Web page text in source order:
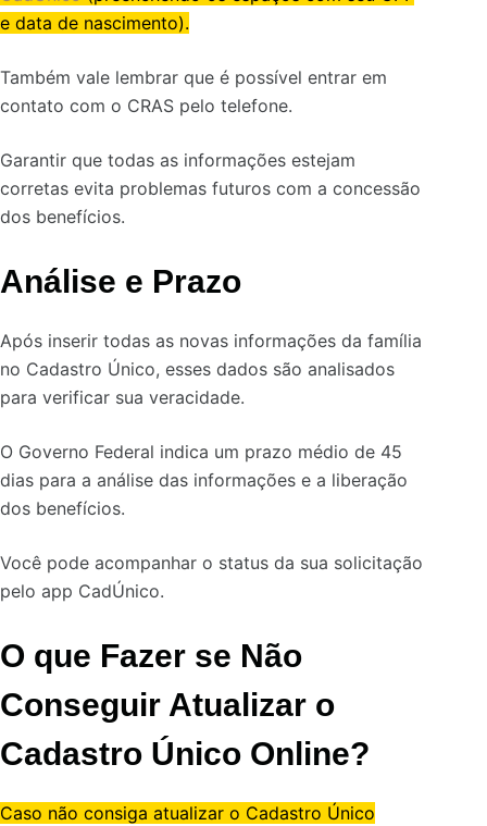
e data de nascimento).
Também vale lembrar que é possível entrar em
contato com o CRAS pelo telefone.
Garantir que todas as informações estejam
corretas evita problemas futuros com a concessão
dos benefícios.
Análise e Prazo
Após inserir todas as novas informações da família
no Cadastro Único, esses dados são analisados
para verificar sua veracidade.
O Governo Federal indica um prazo médio de 45
dias para a análise das informações e a liberação
dos benefícios.
Você pode acompanhar o status da sua solicitação
pelo app CadÚnico.
O que Fazer se Não
Conseguir Atualizar o
Cadastro Único Online?
Caso não consiga atualizar o Cadastro Único